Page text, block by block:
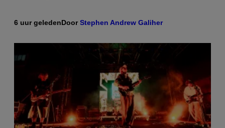
6 uur geledenDoorStephen Andrew Galiher